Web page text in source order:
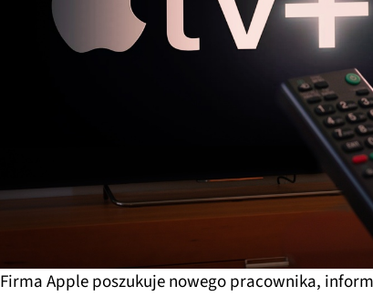
Firma Apple poszukuje nowego pracownika,